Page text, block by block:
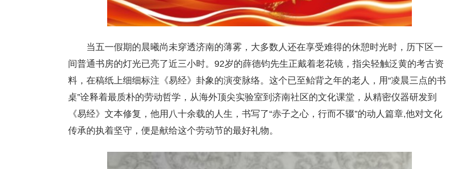
当五一假期的晨曦尚未穿透济南的薄雾，大多数人还在享受难得的休憩时光时，历下区一
间普通书房的灯光已亮了近三小时。92岁的薛德钧先生正戴着老花镜，指尖轻触泛黄的考古资
料，在稿纸上细细标注《易经》卦象的演变脉络。这个已至鲐背之年的老人，用“凌晨三点的书
桌”诠释着最质朴的劳动哲学，从海外顶尖实验室到济南社区的文化课堂，从精密仪器研发到
《易经》文本修复，他用八十余载的人生，书写了“赤子之心，行而不辍”的动人篇章,他对文化
传承的执着坚守，便是献给这个劳动节的最好礼物。